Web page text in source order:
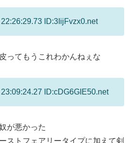
ID:3IijFvzx0.net
ってもうこれわかんねぇな
ID:cDG6GIE50.net
が悪かった
ストフェアリータイプに加えて剣